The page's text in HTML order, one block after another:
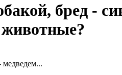
бред -
медведем...